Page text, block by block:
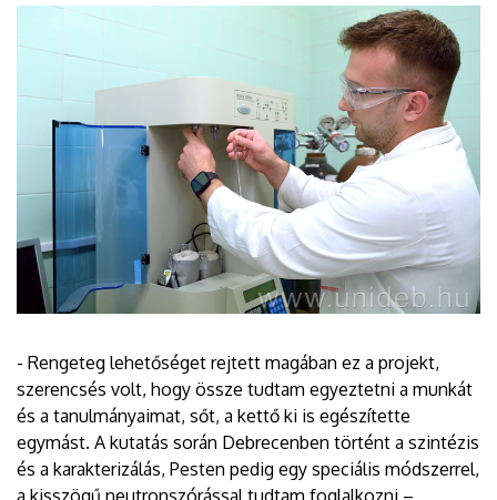
- Rengeteg lehetőséget rejtett magában ez a projekt,
szerencsés volt, hogy össze tudtam egyeztetni a munkát
és a tanulmányaimat, sőt, a kettő ki is egészítette
egymást. A kutatás során Debrecenben történt a szintézis
és a karakterizálás, Pesten pedig egy speciális módszerrel,